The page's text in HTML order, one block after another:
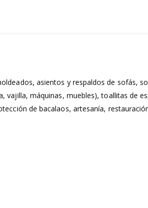
asientos y respaldos de sofás,
máquinas, muebles), toallitas de
de bacalaos, artesanía,